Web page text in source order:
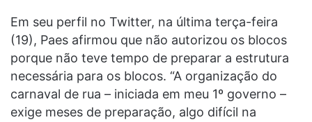
Em seu perfil no Twitter, na última terça-feira
(19), Paes afirmou que não autorizou os blocos
porque não teve tempo de preparar a estrutura
necessária para os blocos. “A organização do
carnaval de rua – iniciada em meu 1º governo –
exige meses de preparação, algo difícil na